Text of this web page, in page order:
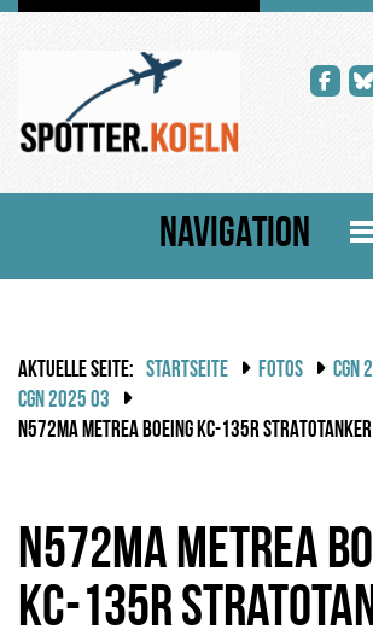
NAVIGATION
AKTUELLE SEITE: STARTSEITE FOTOS
CGN
CGN 2025 03
N572MA METREA BOEING KC-135R
N572MA Metrea
KC-135R